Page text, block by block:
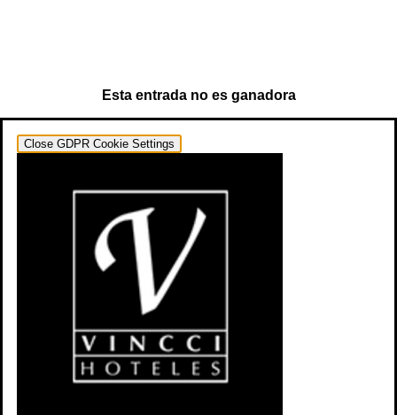
Esta entrada no es ganadora
Close GDPR Cookie Settings